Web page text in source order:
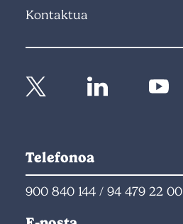
Kontaktua
Telefonoa
900 840 144 / 94 479 22 00